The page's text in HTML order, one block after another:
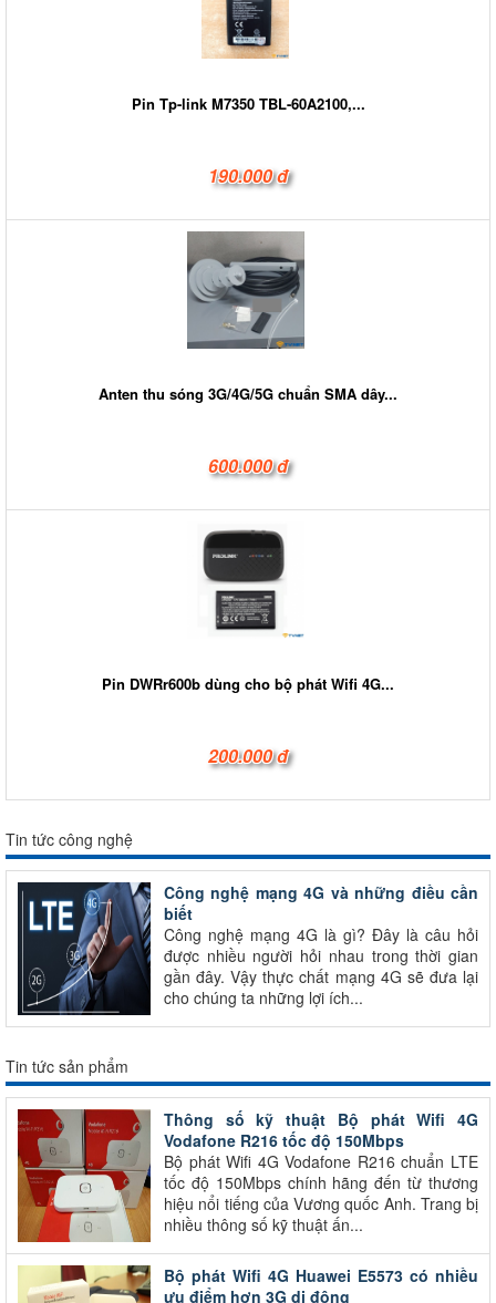
Pin Tp-link M7350 TBL-60A2100,...
190.000 đ
Anten thu sóng 3G/4G/5G chuẩn SMA dây...
600.000 đ
Pin DWRr600b dùng cho bộ phát Wifi 4G...
200.000 đ
Tin tức công nghệ
Công nghệ mạng 4G và những điều cần
biết
Công nghệ mạng 4G là gì? Đây là câu hỏi
được nhiều người hỏi nhau trong thời gian
gần đây. Vậy thực chất mạng 4G sẽ đưa lại
cho chúng ta những lợi ích...
Tin tức sản phẩm
Thông số kỹ thuật Bộ phát Wifi 4G
Vodafone R216 tốc độ 150Mbps
Bộ phát Wifi 4G Vodafone R216 chuẩn LTE
tốc độ 150Mbps chính hãng đến từ thương
hiệu nổi tiếng của Vương quốc Anh. Trang bị
nhiều thông số kỹ thuật ấn...
Bộ phát Wifi 4G Huawei E5573 có nhiều
ưu điểm hơn 3G di động